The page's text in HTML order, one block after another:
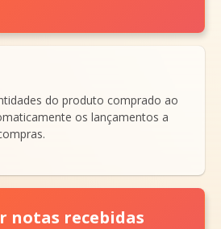
do produto comprado ao
os lançamentos a
notas recebidas